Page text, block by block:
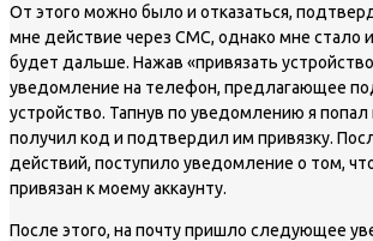
От этого можно было и отказаться,
мне действие через СМС, однако мне стало
будет дальше. Нажав «привязать
уведомление на телефон, предлагающее
устройство. Тапнув по уведомлению я
получил код и подтвердил им привязку.
действий, поступило уведомление о том,
привязан к моему аккаунту.
После этого, на почту пришло следующее